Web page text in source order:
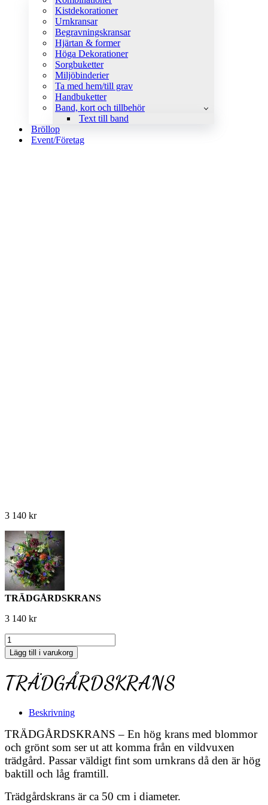
Kistdekorationer
Urnkransar
Begravningskransar
Hjärtan & former
Höga Dekorationer
Sorgbuketter
Miljöbinderier
Ta med hem/till grav
Handbuketter
Band, kort och tillbehör
Text till band
Bröllop
Event/Företag
3 140 kr
TRÄDGÅRDSKRANS
3 140 kr
TRÄDGÅRDSKRANS
mängd
Lägg till i varukorg
TRÄDGÅRDSKRANS
Beskrivning
TRÄDGÅRDSKRANS – En hög krans med blommor
och grönt som ser ut att komma från en vildvuxen
trädgård. Passar väldigt fint som urnkrans då den är hög
baktill och låg framtill.
Trädgårdskrans är ca 50 cm i diameter.